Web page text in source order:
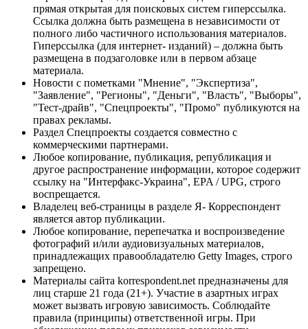
прямая открытая для поисковых систем гиперссылка.
Ссылка должна быть размещена в независимости от
полного либо частичного использования материалов.
Гиперссылка (для интернет- изданий) – должна быть
размещена в подзаголовке или в первом абзаце
материала.
Новости с пометками "Мнение", "Экспертиза",
"Заявление", "Регионы", "Деньги", "Власть", "Выборы",
"Тест-драйв", "Спецпроекты", "Промо" публикуются на
правах рекламы.
Раздел Спецпроекты создается совместно с
коммерческими партнерами.
Любое копирование, публикация, републикация и
другое распространение информации, которое содержит
ссылку на "Интерфакс-Украина", EPA / UPG, строго
воспрещается.
Владелец веб-страницы в разделе Я- Корреспондент
является автор публикации.
Любое копирование, перепечатка и воспроизведение
фотографий и/или аудиовизуальных материалов,
принадлежащих правообладателю Getty Images, строго
запрещено.
Материалы сайта korrespondent.net предназначены для
лиц старше 21 года (21+). Участие в азартных играх
может вызвать игровую зависимость. Соблюдайте
правила (принципы) ответственной игры. При